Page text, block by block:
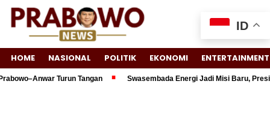
HOME NASIONAL POLITIK EKONOMI ENTERTAINMENT
Turun Tangan Swasembada Energi Jadi Misi Baru,
ID